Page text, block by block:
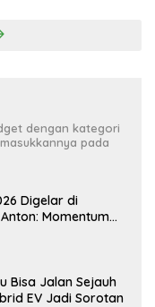
dengan kategori
pada
Digelar di
Momentum
Bisa Jalan Sejauh
EV Jadi Sorotan